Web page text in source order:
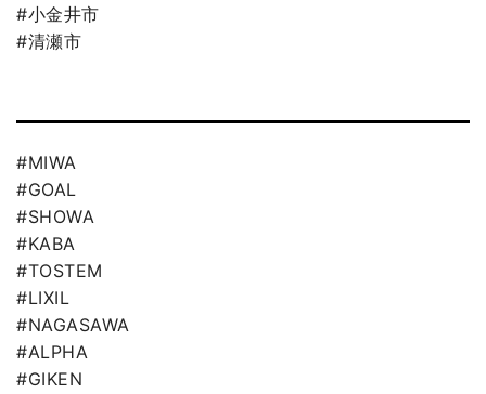
#小金井市
#清瀬市
#MIWA
#GOAL
#SHOWA
#KABA
#TOSTEM
#LIXIL
#NAGASAWA
#ALPHA
#GIKEN